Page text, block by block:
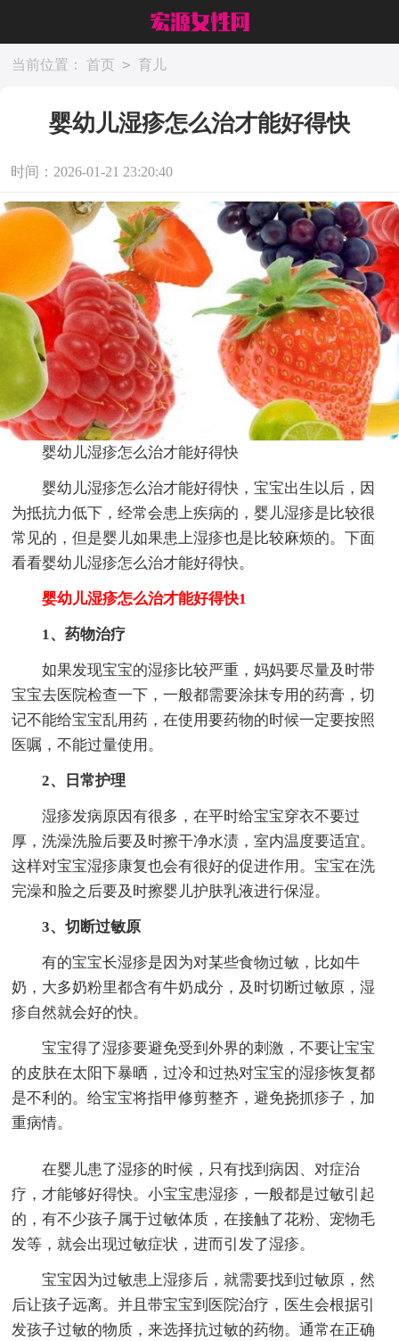
当前位置： 首页 > 育儿
婴幼儿湿疹怎么治才能好得快
时间：2026-01-21 23:20:40
婴幼儿湿疹怎么治才能好得快
婴幼儿湿疹怎么治才能好得快，宝宝出生以后，因
为抵抗力低下，经常会患上疾病的，婴儿湿疹是比较很
常见的，但是婴儿如果患上湿疹也是比较麻烦的。下面
看看婴幼儿湿疹怎么治才能好得快。
婴幼儿湿疹怎么治才能好得快1
1、药物治疗
如果发现宝宝的湿疹比较严重，妈妈要尽量及时带
宝宝去医院检查一下，一般都需要涂抹专用的药膏，切
记不能给宝宝乱用药，在使用要药物的时候一定要按照
医嘱，不能过量使用。
2、日常护理
湿疹发病原因有很多，在平时给宝宝穿衣不要过
厚，洗澡洗脸后要及时擦干净水渍，室内温度要适宜。
这样对宝宝湿疹康复也会有很好的促进作用。宝宝在洗
完澡和脸之后要及时擦婴儿护肤乳液进行保湿。
3、切断过敏原
有的宝宝长湿疹是因为对某些食物过敏，比如牛
奶，大多奶粉里都含有牛奶成分，及时切断过敏原，湿
疹自然就会好的快。
宝宝得了湿疹要避免受到外界的刺激，不要让宝宝
的皮肤在太阳下暴晒，过冷和过热对宝宝的湿疹恢复都
是不利的。给宝宝将指甲修剪整齐，避免挠抓疹子，加
重病情。
在婴儿患了湿疹的时候，只有找到病因、对症治
疗，才能够好得快。小宝宝患湿疹，一般都是过敏引起
的，有不少孩子属于过敏体质，在接触了花粉、宠物毛
发等，就会出现过敏症状，进而引发了湿疹。
宝宝因为过敏患上湿疹后，就需要找到过敏原，然
后让孩子远离。并且带宝宝到医院治疗，医生会根据引
发孩子过敏的物质，来选择抗过敏的药物。通常在正确